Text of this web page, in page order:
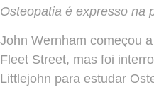
Osteopatia é expresso na
John Wernham começou
Fleet Street, mas foi
Littlejohn para estudar